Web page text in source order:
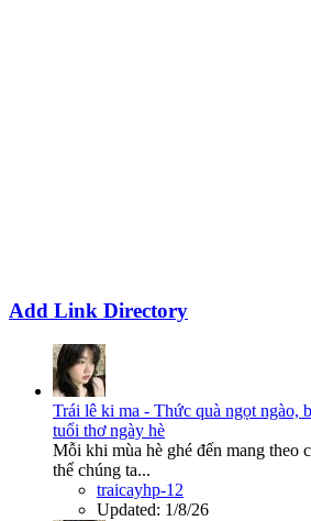
Add Link Directory
Trái lê ki ma - Thức quà ngọt ngào,
tuổi thơ ngày hè
Mỗi khi mùa hè ghé đến mang theo
thể chúng ta...
traicayhp-12
Updated: 1/8/26